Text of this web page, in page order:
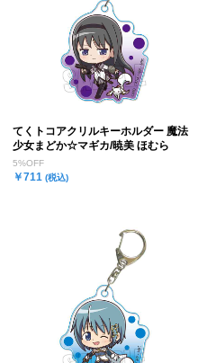
てくトコアクリルキーホルダー 魔法
少女まどか☆マギカ/暁美 ほむら
5%OFF
￥711 (税込)